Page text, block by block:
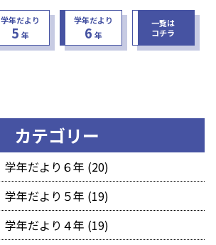
学年だより
5 年
学年だより
6 年
一覧は
コチラ
カテゴリー
学年だより６年 (20)
学年だより５年 (19)
学年だより４年 (19)